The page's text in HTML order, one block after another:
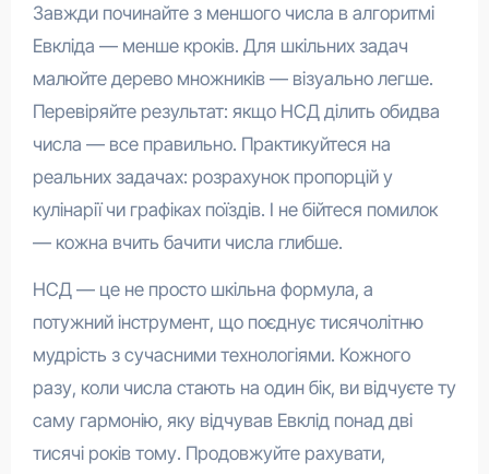
Завжди починайте з меншого числа в алгоритмі
Евкліда — менше кроків. Для шкільних задач
малюйте дерево множників — візуально легше.
Перевіряйте результат: якщо НСД ділить обидва
числа — все правильно. Практикуйтеся на
реальних задачах: розрахунок пропорцій у
кулінарії чи графіках поїздів. І не бійтеся помилок
— кожна вчить бачити числа глибше.
НСД — це не просто шкільна формула, а
потужний інструмент, що поєднує тисячолітню
мудрість з сучасними технологіями. Кожного
разу, коли числа стають на один бік, ви відчуєте ту
саму гармонію, яку відчував Евклід понад дві
тисячі років тому. Продовжуйте рахувати,